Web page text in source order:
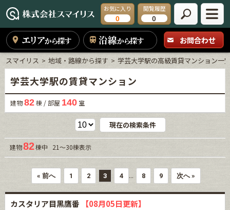
お気に入り
0
閲覧履歴
0
エリアから探す 沿線から探す お問合わせ
スマイリス 地域・路線から探す 学芸大学駅の高級賃貸マンション一
学芸大学駅の賃貸マンション
建物82棟 / 部屋 140室
現在の検索条件
建物82棟中 21～30棟表示
« 前へ 1 2 3 4 ... 8 9 次へ »
カスタリア目黒鷹番 【08月05日更新】